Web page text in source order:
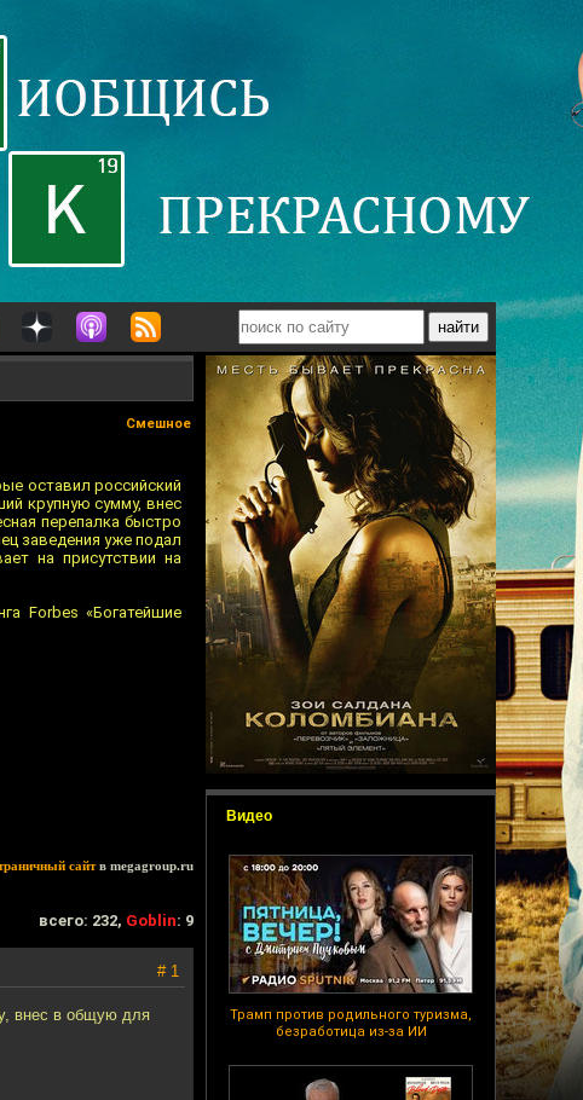
Видео
Трамп против родильного туризма,
безработица из-за ИИ
Смешное
оставил российский
крупную сумму, внес
перепалка быстро
заведения уже подал
на присутствии на
Forbes «Богатейшие
сайтв megagroup.ru
всего: 232, Goblin: 9
# 1
внес в общую для